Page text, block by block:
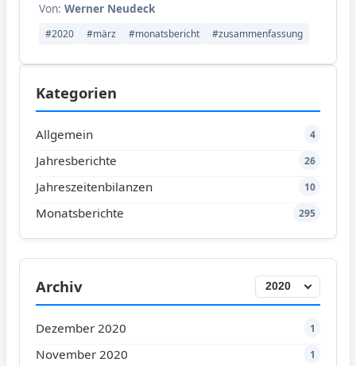
Von: Werner Neudeck
#2020 #märz #monatsbericht #zusammenfassung
Kategorien
Allgemein 4
Jahresberichte 26
Jahreszeitenbilanzen 10
Monatsberichte 295
Archiv
Dezember 2020 1
November 2020 1